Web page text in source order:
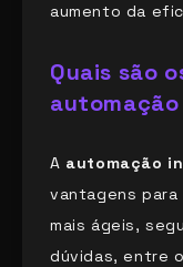
aumento da
Quais são
A automação
vantagens
mais ágeis,
dúvidas, entre